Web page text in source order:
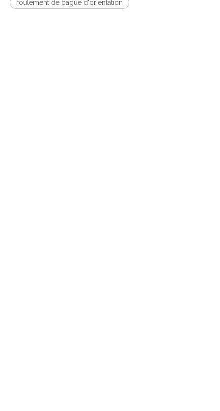
roulement de bague d'orientation